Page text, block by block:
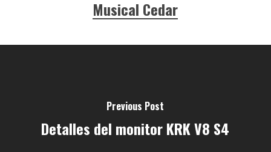
Musical Cedar
Previous Post
Detalles del monitor KRK V8 S4